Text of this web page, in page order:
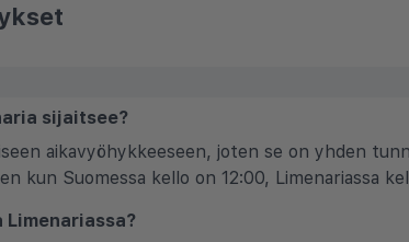
sijaitsee?
aikavyöhykkeeseen, joten se on yhden
kun Suomessa kello on 12:00, Limenariassa